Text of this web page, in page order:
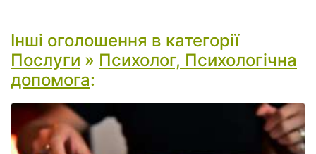
Інші оголошення в категорії
Послуги » Психолог, Психологічна
допомога: